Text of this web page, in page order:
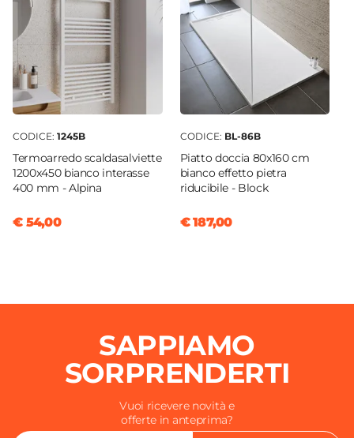
CODICE: 1245B
Termoarredo scaldasalviette
1200x450 bianco interasse
400 mm - Alpina
€ 54,00
CODICE: BL-86B
Piatto doccia 80x160 cm
bianco effetto pietra
riducibile - Block
€ 187,00
SAPPIAMO
SORPRENDERTI
Vuoi ricevere novità e
offerte in anteprima?